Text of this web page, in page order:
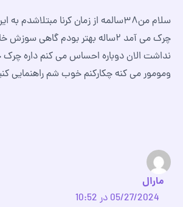
سلام من۳۸سالمه از زمان کرنا
چرک می آمد ۲ساله بهتر بودم گاهی
نداشت الان دوباره احساس می کنم داره چرک
ومومور می کنه چکارکنم خوب شم راهنمایی
مارال
05/27/2024 در 10:52